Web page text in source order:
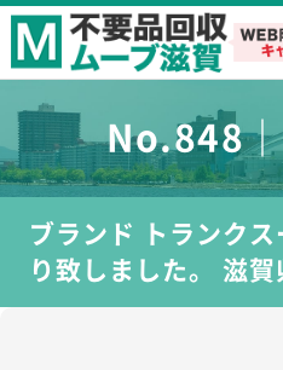
No.848
ブランド トランク
り致しました。 滋